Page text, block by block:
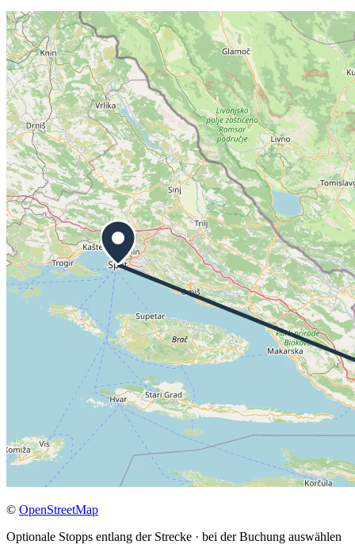
© OpenStreetMap
Optionale Stopps entlang der Strecke · bei der Buchung auswählen